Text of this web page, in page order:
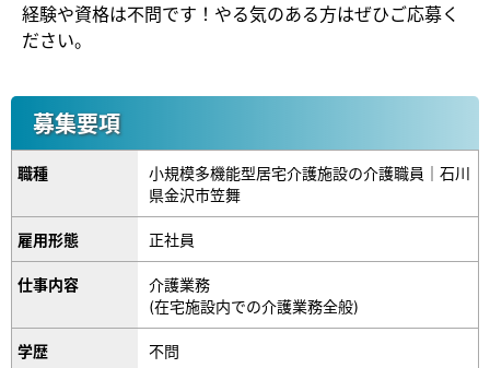
経験や資格は不問です！やる気のある方はぜひご応募く
ださい。
募集要項
職種
小規模多機能型居宅介護施設の介護職員｜石川
県金沢市笠舞
雇用形態 正社員
仕事内容
介護業務
(在宅施設内での介護業務全般)
学歴 不問